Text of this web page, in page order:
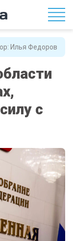
Илья Федоров
с